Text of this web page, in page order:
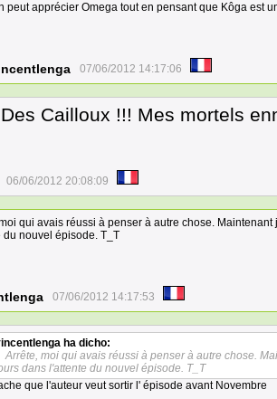
peut apprécier Omega tout en pensant que Kôga est
07/06/2012 14:17:06
Cailloux !!! Mes mortels
06/06/2012 20:08:09
qui avais réussi à penser à autre chose.
du nouvel épisode. T_T
07/06/2012 14:17:53
ha dicho:
Arrête, moi qui avais réussi à penser à autre chose.
dans l'attente du nouvel épisode. T_T
que l'auteur veut sortir l' épisode avant Novembre